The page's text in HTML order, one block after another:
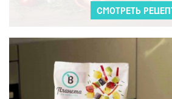
СМОТРЕТЬ